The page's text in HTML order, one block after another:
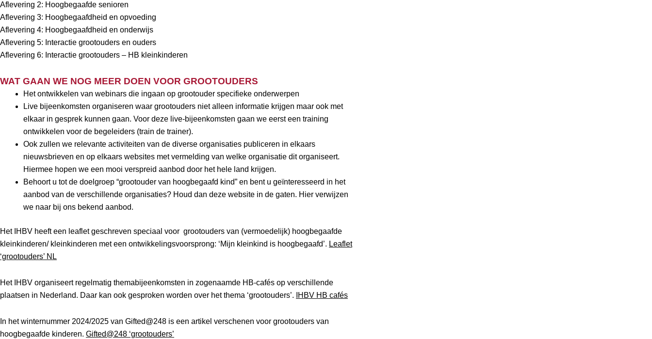
Aflevering 2: Hoogbegaafde senioren
Aflevering 3: Hoogbegaafdheid en opvoeding
Aflevering 4: Hoogbegaafdheid en onderwijs
Aflevering 5: Interactie grootouders en ouders
Aflevering 6: Interactie grootouders – HB kleinkinderen
WAT GAAN WE NOG MEER DOEN VOOR GROOTOUDERS
Het ontwikkelen van webinars die ingaan op grootouder specifieke onderwerpen
Live bijeenkomsten organiseren waar grootouders niet alleen informatie krijgen maar ook met
elkaar in gesprek kunnen gaan. Voor deze live-bijeenkomsten gaan we eerst een training
ontwikkelen voor de begeleiders (train de trainer).
Ook zullen we relevante activiteiten van de diverse organisaties publiceren in elkaars
nieuwsbrieven en op elkaars websites met vermelding van welke organisatie dit organiseert.
Hiermee hopen we een mooi verspreid aanbod door het hele land krijgen.
Behoort u tot de doelgroep “grootouder van hoogbegaafd kind” en bent u geïnteresseerd in het
aanbod van de verschillende organisaties? Houd dan deze website in de gaten. Hier verwijzen
we naar bij ons bekend aanbod.
Het IHBV heeft een leaflet geschreven speciaal voor grootouders van (vermoedelijk) hoogbegaafde
kleinkinderen/ kleinkinderen met een ontwikkelingsvoorsprong: ‘Mijn kleinkind is hoogbegaafd’. Leaflet
‘grootouders’ NL
Het IHBV organiseert regelmatig themabijeenkomsten in zogenaamde HB-cafés op verschillende
plaatsen in Nederland. Daar kan ook gesproken worden over het thema ‘grootouders’.
IHBV HB cafés
In het winternummer 2024/2025 van Gifted@248 is een artikel verschenen voor grootouders van
hoogbegaafde kinderen. Gifted@248 ‘grootouders’